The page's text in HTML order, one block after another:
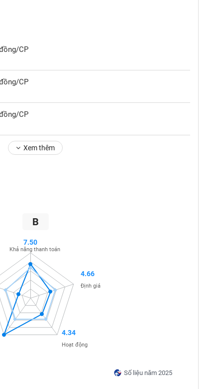
CP
CP
CP
Xem thêm
B
Số liệu năm 2025
7.50
Khả năng thanh toán
4.66
Định giá
4.34
Hoạt động